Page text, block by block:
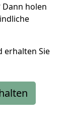
Dann holen
erhalten Sie